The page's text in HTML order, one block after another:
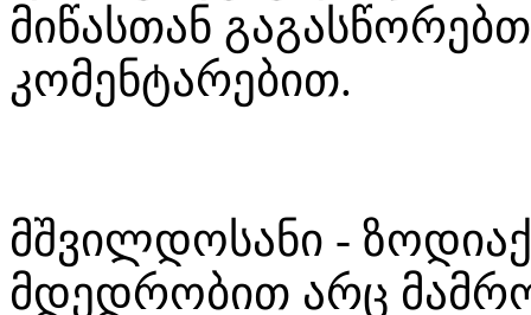
მიწასთან
კომენტარებით.
მშვილდოსანი -
მდედრობით არც